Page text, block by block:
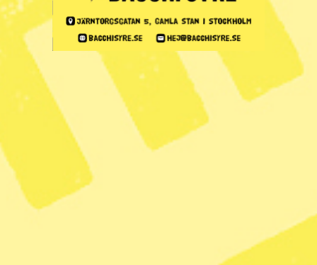
Jämställdhetsminister Nina Larsson (L) vid ett besök på
Jämställdhetsmyndigheten, som nu fördelar drygt 40
miljoner kronor till jämställdhetsinsatser i utsatta områden.
Foto: Björn Larsson Rosvall/TT